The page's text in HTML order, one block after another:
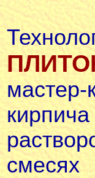
мастер-
смесях